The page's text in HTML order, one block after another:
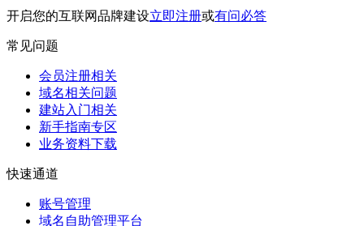
开启您的互联网品牌建设立即注册或有问必答
常见问题
会员注册相关
域名相关问题
建站入门相关
新手指南专区
业务资料下载
快速通道
账号管理
域名自助管理平台